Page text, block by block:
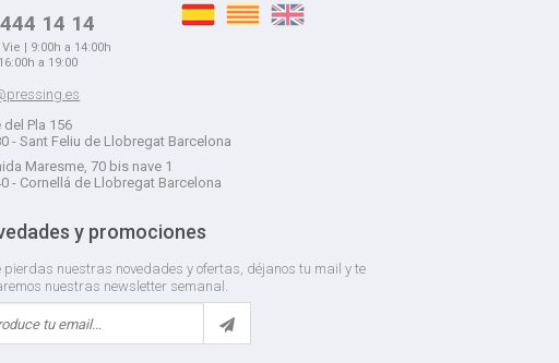
14 14
| 9:00h a 14:00h
a 19:00
del Pla 156
- Sant Feliu de Llobregat Barcelona
Maresme, 70 bis nave 1
- Cornellá de Llobregat Barcelona
y promociones
pierdas nuestras novedades y ofertas, déjanos tu mail y te
nuestras newsletter semanal.